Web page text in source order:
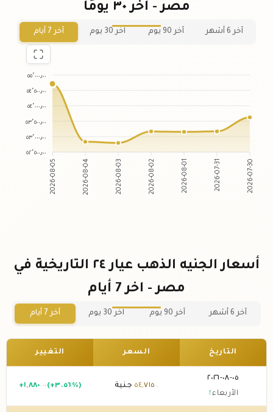
مصر - آخر ٣٠ يومًا
آخر 6 أشهر آخر 90 يوم آخر 30 يوم آخر 7 أيام
٥٥٬٠٠٠٫٠٠
٥٤٬٥٠٠٫٠٠
٥٤٬٠٠٠٫٠٠
٥٣٬٥٠٠٫٠٠
٥٣٬٠٠٠٫٠٠
٥٢٬٥٠٠٫٠٠
2026-08-05 2026-08-04 2026-08-03 2026-08-02 2026-08-01 2026-07-31 2026-07-30
أسعار الجنيه الذهب عيار ٢٤ التاريخية في
مصر - اخر 7 أيام
آخر 6 أشهر آخر 90 يوم آخر 30 يوم آخر 7 أيام
التاريخ السعر التغيير
٠٥-٠٨-٢٠٢٦
الأربعاء↑
٥٤,٧١٥.٠٠ جنية +١,٨٨٠ .٠٠ (+٣.٥٦%)